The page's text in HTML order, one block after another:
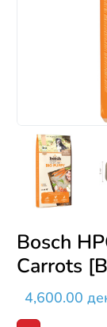
Bosch
Carrots
4,600.00